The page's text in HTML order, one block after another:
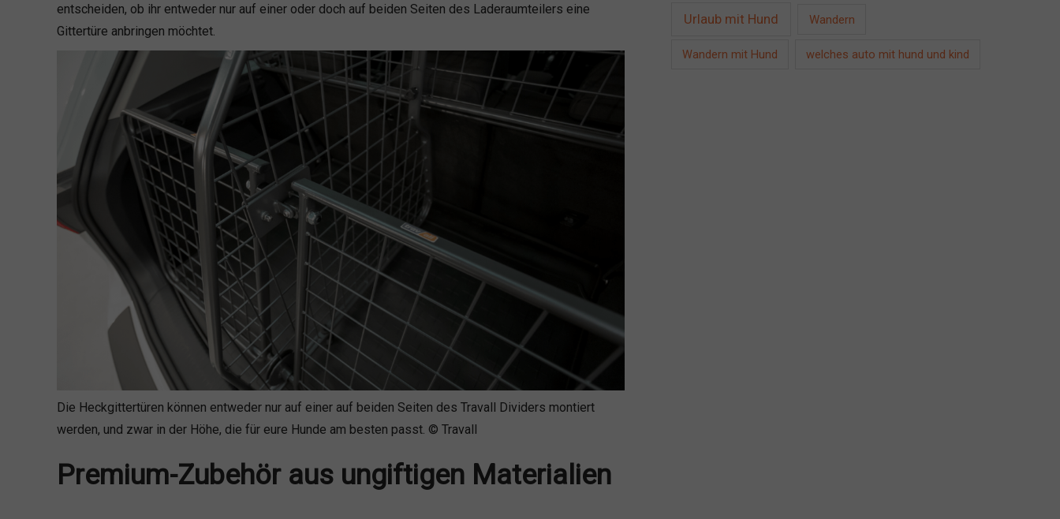
entscheiden, ob ihr entweder nur auf einer oder doch auf beiden Seiten des Laderaumteilers eine
Gittertüre anbringen möchtet.
Die Heckgittertüren können entweder nur auf einer auf beiden Seiten des Travall Dividers montiert
werden, und zwar in der Höhe, die für eure Hunde am besten passt. © Travall
Premium-Zubehör aus ungiftigen Materialien
Urlaub mit Hund Wandern
Wandern mit Hund welches auto mit hund und kind